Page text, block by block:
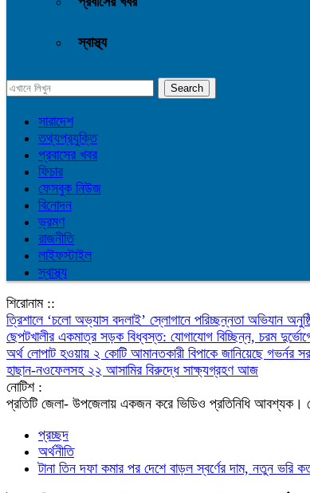
স্বাস্থ্য
সারাদেশ
তথ্যপ্রযুক্তি
প্রবাসের খবর
ফিচার
ফেসবুক নিউজ
বিনোদন
ভ্রমণ
রাজনীতি
লাইফস্টাইল
স্বাস্থ্য
শিরোনাম ::
‎ত্রিশালে ‘চলো অভ্যাস বদলাই’ স্লোগানে পরিচ্ছন্নতা অভিযান
ছেপটখালীর একমাত্র সড়ক বিধ্বস্ত: যোগাযোগ বিচ্ছিন্ন, চরম
অর্থ লোপাট হওয়ায় ২ কোটি আমানতকারী বিপাকে জানিয়েছে গভর্নর
হাছান-নওফেলসহ ২২ আসামির বিরুদ্ধে সাক্ষ্যগ্রহণ আজ
নোটিশ :
প্রতিটি জেলা- উপজেলায় একজন করে ভিডিও প্রতিনিধি
প্রচ্ছদ
অর্থনীতি
​টানা তিন দফা কমার পর দেশে বাড়ল স্বর্ণের দাম, নতুন ভরি